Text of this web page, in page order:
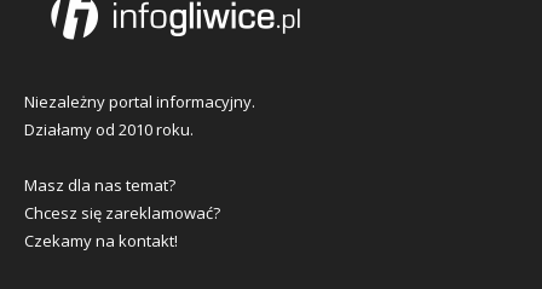
Niezależny portal informacyjny.
Działamy od 2010 roku.
Masz dla nas temat?
Chcesz się zareklamować?
Czekamy na kontakt!